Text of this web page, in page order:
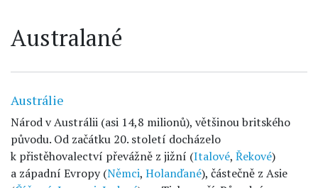
Australané
Austrálie
Národ v Austrálii (asi 14,8 milionů), většinou britského
původu. Od začátku 20. století docházelo
k přistěhovalectví převážně z jižní (Italové, Řekové)
a západní Evropy (Němci, Holanďané), částečně z Asie